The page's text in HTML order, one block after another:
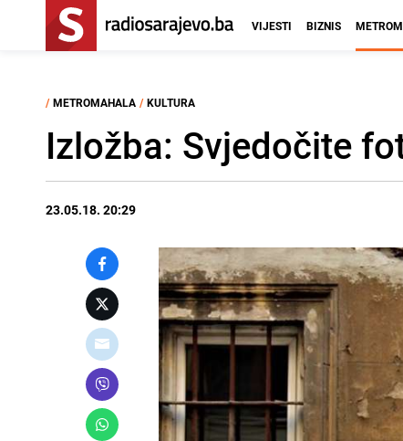
VIJESTI BIZNIS
/ METROMAHALA / KULTURA
Izložba: Svjedočite
23.05.18. 20:29